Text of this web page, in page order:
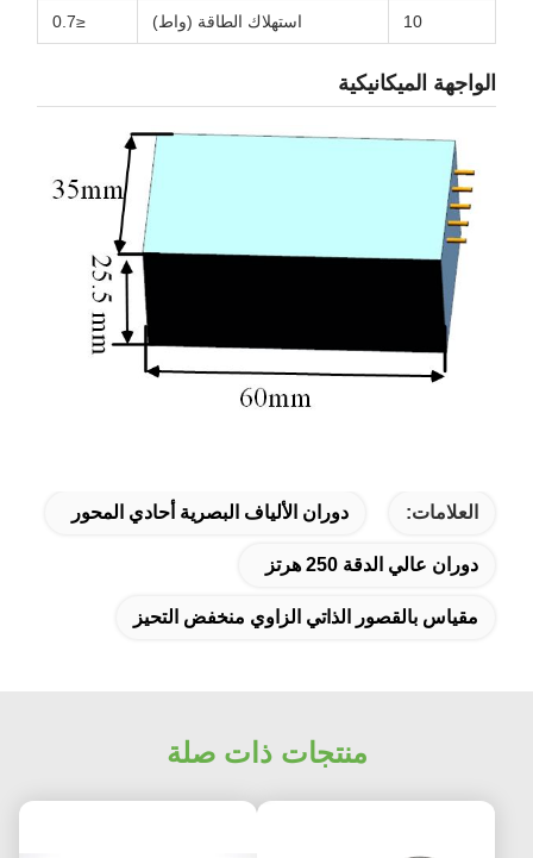
10 استهلاك الطاقة (واط) ≤0.7
الواجهة الميكانيكية
العلامات: دوران الألياف البصرية أحادي المحور
دوران عالي الدقة 250 هرتز
مقياس بالقصور الذاتي الزاوي منخفض التحيز
منتجات ذات صلة